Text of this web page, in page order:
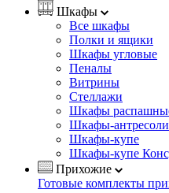
Шкафы
Все шкафы
Полки и ящики
Шкафы угловые
Пеналы
Витрины
Стеллажи
Шкафы
Шкафы-антресоли
Шкафы-купе
Шкафы-купе
Прихожие
Готовые комплекты